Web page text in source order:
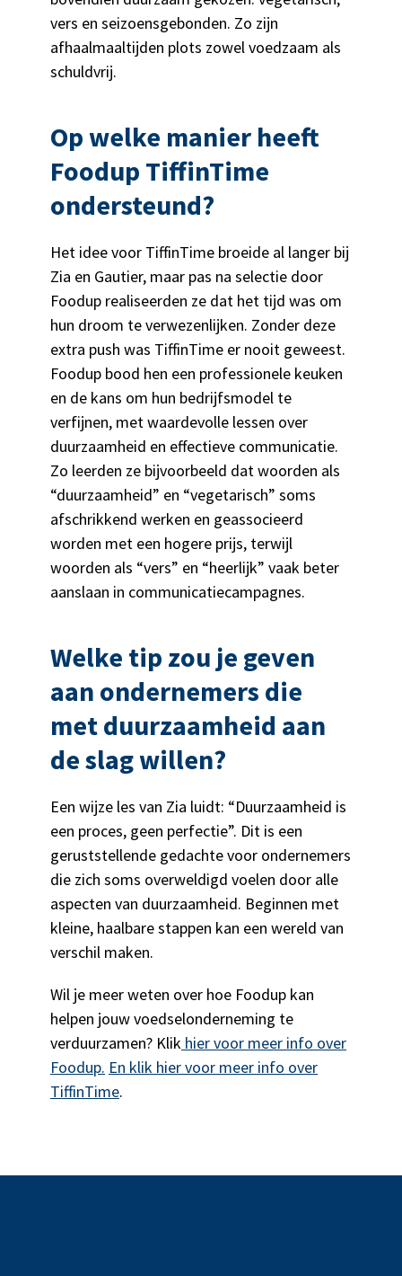
vers en seizoensgebonden. Zo zijn
afhaalmaaltijden plots zowel voedzaam als
schuldvrij.
Op welke manier heeft
Foodup TiffinTime
ondersteund?
Het idee voor TiffinTime broeide al langer bij
Zia en Gautier, maar pas na selectie door
Foodup realiseerden ze dat het tijd was om
hun droom te verwezenlijken. Zonder deze
extra push was TiffinTime er nooit geweest.
Foodup bood hen een professionele keuken
en de kans om hun bedrijfsmodel te
verfijnen, met waardevolle lessen over
duurzaamheid en effectieve communicatie.
Zo leerden ze bijvoorbeeld dat woorden als
“duurzaamheid” en “vegetarisch” soms
afschrikkend werken en geassocieerd
worden met een hogere prijs, terwijl
woorden als “vers” en “heerlijk” vaak beter
aanslaan in communicatiecampagnes.
Welke tip zou je geven
aan ondernemers die
met duurzaamheid aan
de slag willen?
Een wijze les van Zia luidt: “Duurzaamheid is
een proces, geen perfectie”. Dit is een
geruststellende gedachte voor ondernemers
die zich soms overweldigd voelen door alle
aspecten van duurzaamheid. Beginnen met
kleine, haalbare stappen kan een wereld van
verschil maken.
Wil je meer weten over hoe Foodup kan
helpen jouw voedselonderneming te
verduurzamen? Klikhier voor meer info over
Foodup. En klik hier voor meer info over
TiffinTime.